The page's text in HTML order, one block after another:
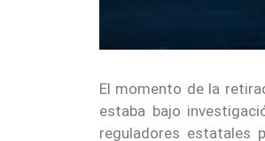
El momento de la
estaba bajo
reguladores estatales